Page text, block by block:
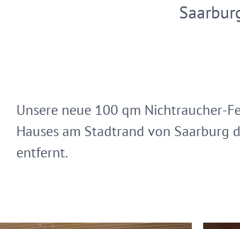
Unsere neue 100 qm Nichtraucher-
Hauses am Stadtrand von
entfernt.